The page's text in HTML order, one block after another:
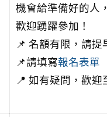
機會給準備好的人
歡迎踴躍參加！
📌 名額有限，請提
📌請填寫報名表單
📍 如有疑問，歡迎